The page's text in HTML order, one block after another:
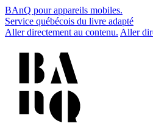
BAnQ pour appareils mobiles.
Service québécois du livre adapté
Aller directement au contenu. Aller